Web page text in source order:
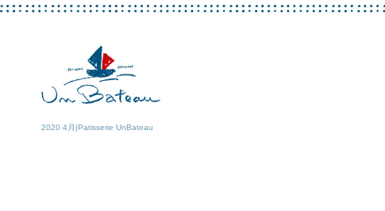
2020 4月|Patisserie UnBateau